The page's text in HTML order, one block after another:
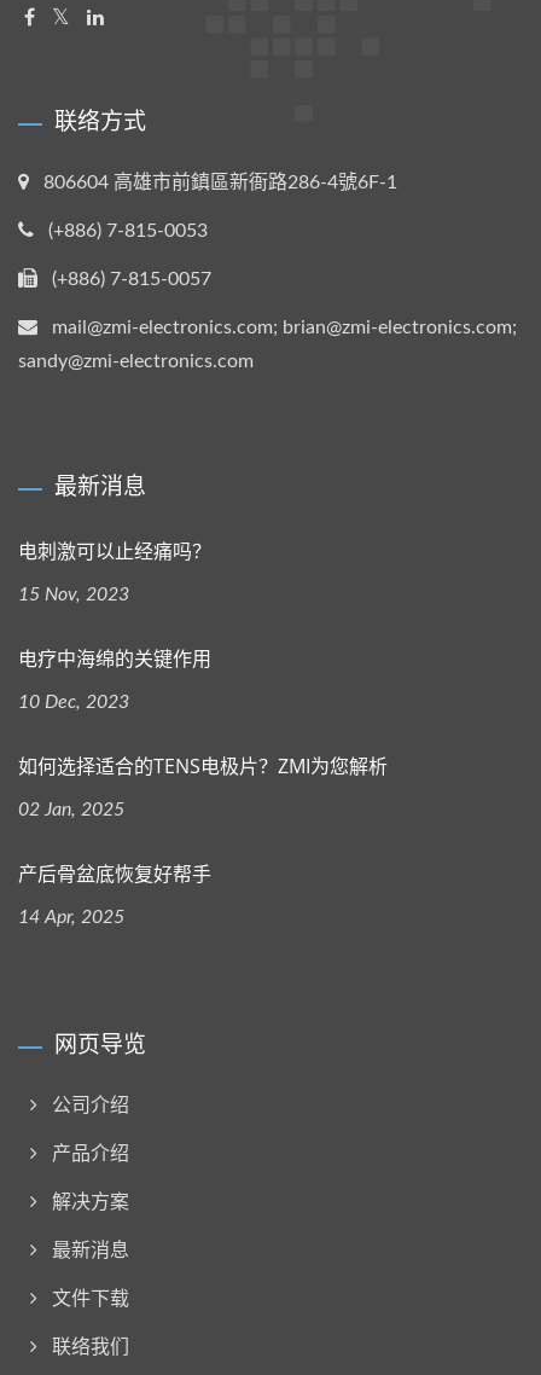
联络方式
806604 高雄市前鎮區新衙路286-4號6F-1
(+886) 7-815-0053
(+886) 7-815-0057
mail@zmi-electronics.com; brian@zmi-electronics.com;
sandy@zmi-electronics.com
最新消息
电刺激可以止经痛吗？
15 Nov, 2023
电疗中海绵的关键作用
10 Dec, 2023
如何选择适合的TENS电极片？ZMI为您解析
02 Jan, 2025
产后骨盆底恢复好帮手
14 Apr, 2025
网页导览
公司介绍
产品介绍
解决方案
最新消息
文件下载
联络我们